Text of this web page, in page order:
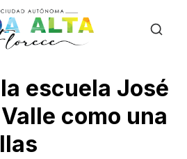
escuela José
como una